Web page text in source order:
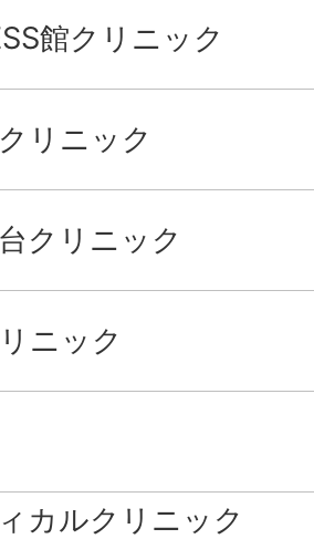
館クリニック
リニック
クリニック
ニック
カルクリニック